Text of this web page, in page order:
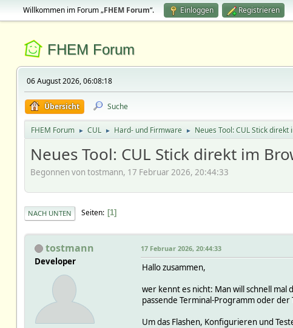
Willkommen im Forum „FHEM Forum“. Einloggen Registrieren
FHEM Forum
06 August 2026, 06:08:18
Übersicht Suche
FHEM Forum ► CUL ► Hard- und Firmware ► Neues Tool: CUL Stick
Neues Tool: CUL Stick direkt im
Begonnen von tostmann, 17 Februar 2026, 20:44:33
NACH UNTEN Seiten 1
tostmann
Developer
17 Februar 2026, 20:44:33
Hallo zusammen,
wer kennt es nicht: Man will schnell
passende Terminal-Programm oder
Um das Flashen, Konfigurieren und